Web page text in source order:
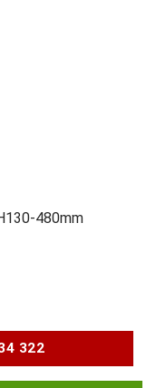
480mm
322